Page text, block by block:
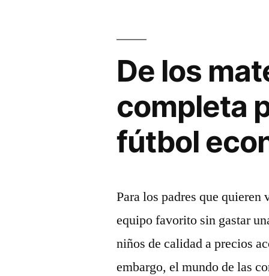
De los
completa
fútbol
Para los padres que
equipo favorito sin gastar
niños de calidad a precios
embargo, el mundo de las